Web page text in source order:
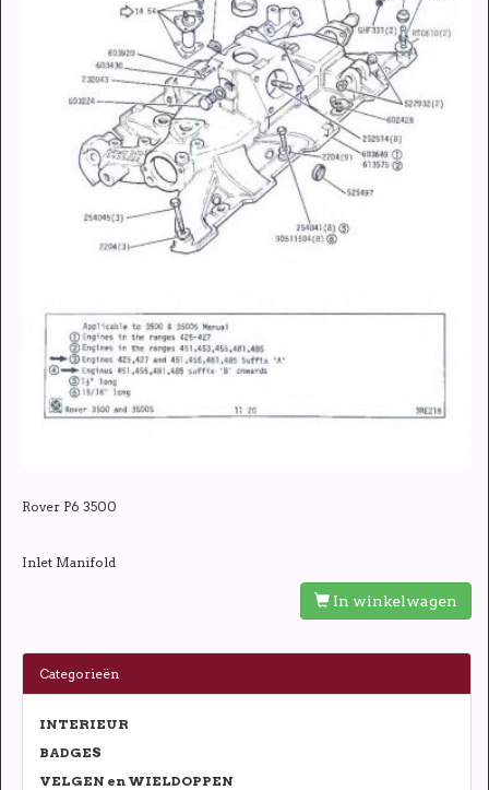
Rover P6 3500
Inlet Manifold
In winkelwagen
Categorieën
INTERIEUR
BADGES
VELGEN en WIELDOPPEN